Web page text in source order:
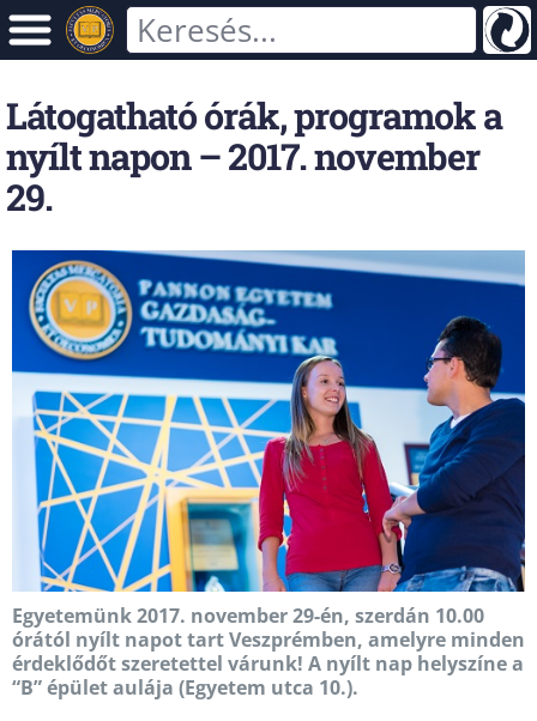
Látogatható órák, programok a
nyílt napon – 2017. november
29.
Egyetemünk 2017. november 29-én, szerdán 10.00
órától nyílt napot tart Veszprémben, amelyre minden
érdeklődőt szeretettel várunk! A nyílt nap helyszíne a
“B” épület aulája (Egyetem utca 10.).